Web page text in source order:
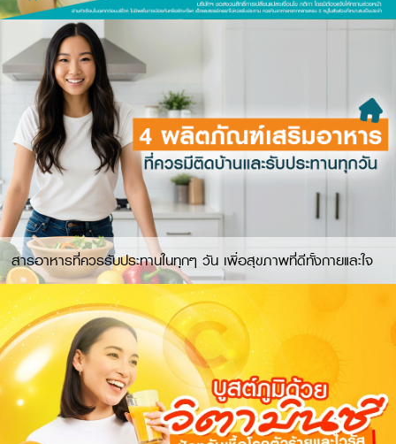
สารอาหารที่ควรรับประทานในทุกๆ วัน เพื่อสุขภาพที่ดีทั้งกายและใจ